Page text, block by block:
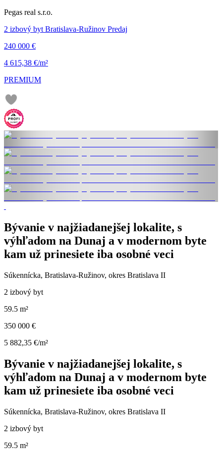
Pegas real s.r.o.
2 izbový byt Bratislava-Ružinov Predaj
240 000 €
4 615,38 €/m²
PREMIUM
Bývanie v najžiadanejšej lokalite, s
výhľadom na Dunaj a v modernom byte
kam už prinesiete iba osobné veci
Súkennícka, Bratislava-Ružinov, okres Bratislava II
2 izbový byt
59.5 m²
350 000 €
5 882,35 €/m²
Bývanie v najžiadanejšej lokalite, s
výhľadom na Dunaj a v modernom byte
kam už prinesiete iba osobné veci
Súkennícka, Bratislava-Ružinov, okres Bratislava II
2 izbový byt
59.5 m²